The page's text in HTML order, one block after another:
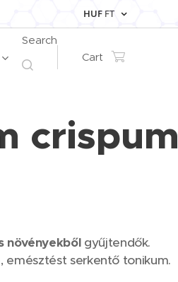
HUF FT
Search
Cart
crispum
növényekbőlgyűjtendők.
emésztést serkentő tonikum.